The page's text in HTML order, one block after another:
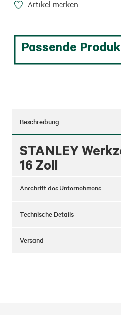
Artikel merken
Passende
Beschreibung
STANLEY
16 Zoll
Anschrift des Unternehmens
Technische Details
Versand